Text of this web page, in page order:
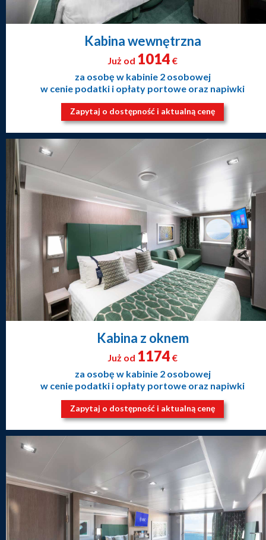
Kabina wewnętrzna
Już od 1014 €
za osobę w kabinie 2 osobowej
w cenie podatki i opłaty portowe oraz napiwki
Zapytaj o dostępność i aktualną cenę
Kabina z oknem
Już od 1174 €
za osobę w kabinie 2 osobowej
w cenie podatki i opłaty portowe oraz napiwki
Zapytaj o dostępność i aktualną cenę